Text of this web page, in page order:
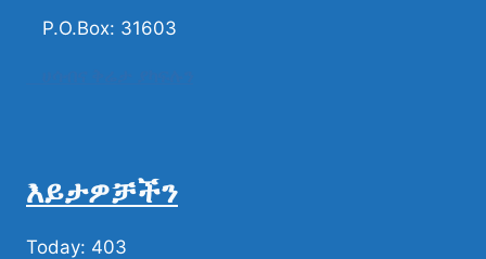
P.O.Box: 31603
እይታዎቻችን
Today: 403